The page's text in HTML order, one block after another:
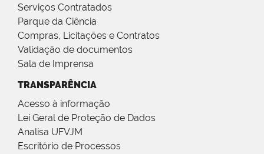
Serviços Contratados
Parque da Ciência
Compras, Licitações e Contratos
Validação de documentos
Sala de Imprensa
TRANSPARÊNCIA
Acesso à informação
Lei Geral de Proteção de Dados
Analisa UFVJM
Escritório de Processos